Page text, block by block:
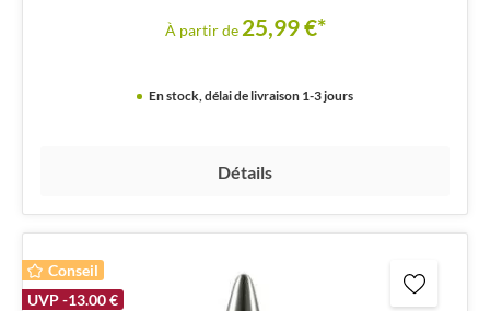
À partir de 25,99 €*
En stock, délai de livraison 1-3 jours
Détails
Conseil
UVP -13.00 €